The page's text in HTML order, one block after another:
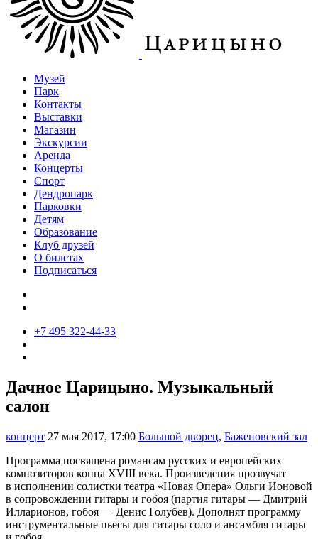
Музей
Парк
Контакты
Выставки
Магазин
Экскурсии
Аренда
Концерты
Спорт
Дендропарк
Парковки
Детям
Образование
Клуб друзей
О билетах
Подписаться
+7 495 322-44-33
Дачное Царицыно. Музыкальный
салон
концерт 27 мая 2017, 17:00 Большой дворец, Баженовский зал
Программа посвящена романсам русских и европейских
композиторов конца XVIII века. Произведения прозвучат
в исполнении солистки театра «Новая Опера» Ольги Ионовой
в сопровождении гитары и гобоя (партия гитары — Дмитрий
Илларионов, гобоя — Денис Голубев). Дополнят программу
инструментальные пьесы для гитары соло и ансамбля гитары